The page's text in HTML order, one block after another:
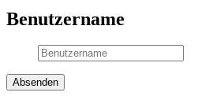
Benutzername